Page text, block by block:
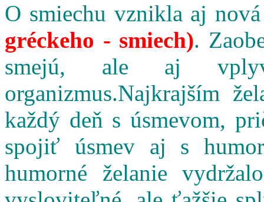
O smiechu vznikla aj
gréckeho - smiech).
smejú, ale aj
organizmus.Najkrajším
každý deň s úsmevom,
spojiť úsmev aj s
humorné želanie